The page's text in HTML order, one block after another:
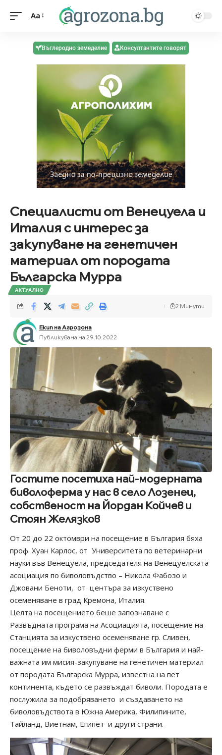
Aa
Въглеродно земеделие Консултантите говорят
Специалисти от Венецуела и
Италия с интерес за
закупуване на генетичен
материал от породата
Българска Мурра
АКТУАЛНО
Екип на Агрозона
Публикувана на 29.10.2022
2 Минути
Гостите посетиха най-модерната
биволоферма у нас в село Лозенец,
собственост на Йордан Койчев и
Стоян Желязков
От 20 до 22 октомври на посещение в България бяха
проф. Хуан Карлос, от Университета по ветеринарни
науки във Венецуела, председателя на Венецуелската
асоциация по биволовъдство – Никола Фабозо и
Джовани Беноти, от центъра за изкуствено
осеменяване в град Кремона, Италия.
Целта на посещението беше запознаване с
Развъдната програма на Асоциацията, посещение на
Станцията за изкуствено осеменяване гр. Сливен,
посещение на биволовъдни ферми в България и най-
важната им мисия-закупуване на генетичен материал
от породата Българска Мурра, известна на пет
континента, където се развъждат биволи. Породата е
послужила за подобряването и създаването на
биволовъдствота в Южна Америка, Филипините,
Тайланд, Виетнам, Египет и други страни.